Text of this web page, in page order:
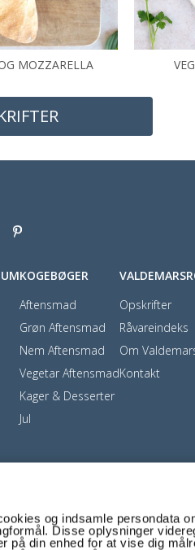
og indsamle persondata
Disse oplysninger
på din enhed for at vise dig
MOZZARELLA
KOGEBØGER
Aftensmad
Grøn Aftensmad
Nem Aftensmad
Vegetar Aftensmad
Kager & Desserter
Jul
Opskrifter
Råvareindeks
Om
Kontakt